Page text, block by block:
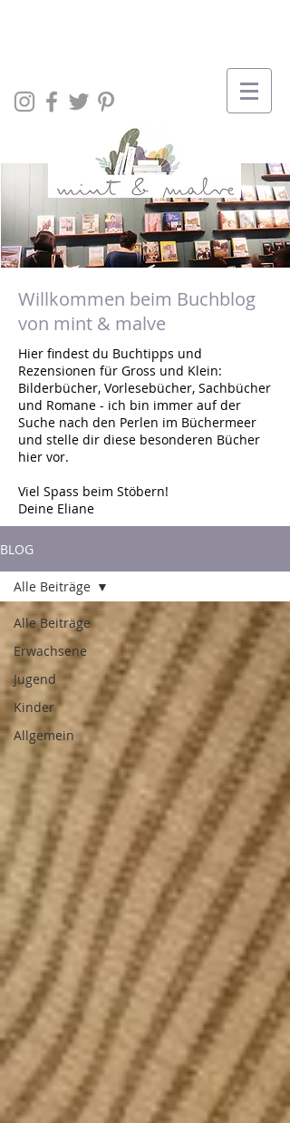
Willkommen beim Buchblog
von mint & malve
Hier findest du Buchtipps und
Rezensionen für Gross und Klein:
Bilderbücher, Vorlesebücher, Sachbücher
und Romane - ich bin immer auf der
Suche nach den Perlen im Büchermeer
und stelle dir diese besonderen Bücher
hier vor.
Viel Spass beim Stöbern!
Deine Eliane
BLOG
Alle Beiträge
Erwachsene
Jugend
Kinder
Allgemein
Alle Beiträge